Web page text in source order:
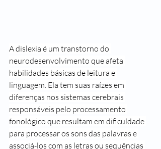
A dislexia é um transtorno do
neurodesenvolvimento que afeta
habilidades básicas de leitura e
linguagem. Ela tem suas raízes em
diferenças nos sistemas cerebrais
responsáveis pelo processamento
fonológico que resultam em dificuldade
para processar os sons das palavras e
associá-los com as letras ou sequências